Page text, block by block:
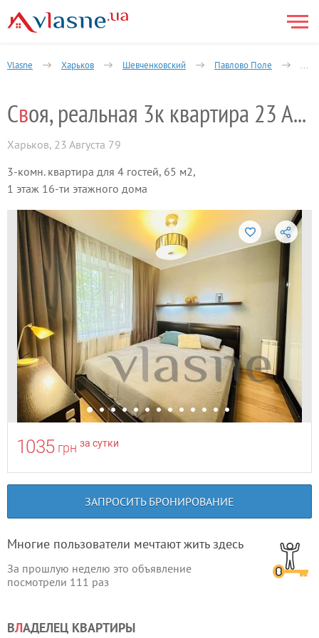
Vlasne Харьков Шевченковский Павлово Поле 3-
Св оя, реальная 3к квартира 23 Августа
Харьков, 23 Августа 79
3-комн. квартира для 4 гостей, 65 м2,
1 этаж 16-ти этажного дома
1035 грн за сутки
ЗАПРОСИТЬ БРОНИРОВАНИЕ
Многие пользователи мечтают жить здесь
За прошлую неделю это объявление
посмотрели 111 раз
ВЛАДЕЛЕЦ КВАРТИРЫ